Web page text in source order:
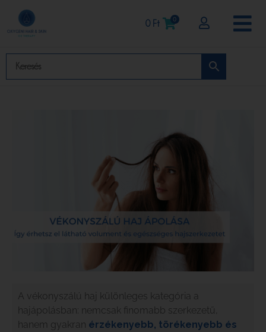
0 Ft 0
A vékonyszálú haj különleges kategória a
hajápolásban: nemcsak finomabb szerkezetű,
hanem gyakran érzékenyebb, törékenyebb és